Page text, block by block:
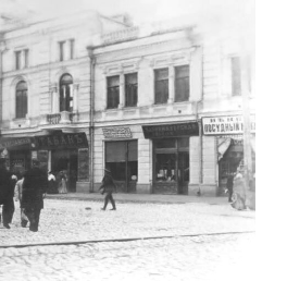
Фото Житомира період
до 1917 року
Leave a comment